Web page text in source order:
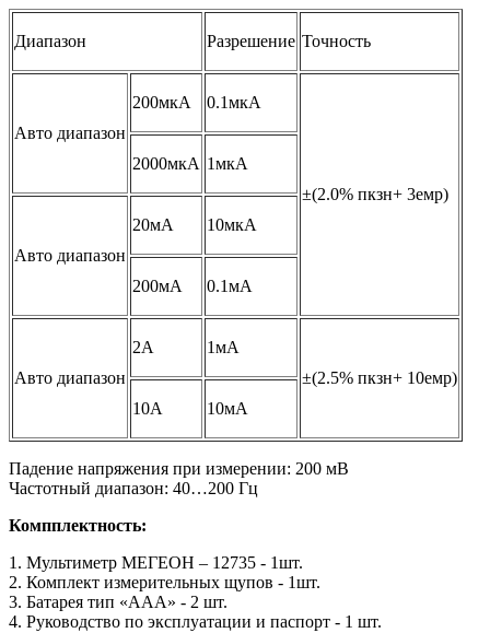
Диапазон Разрешение Точность
Авто диапазон
200мкА 0.1мкА
±(2.0% пкзн+ 3емр)
2000мкА 1мкА
Авто диапазон
20мА 10мкА
200мА 0.1мА
Авто диапазон
2A
1мА
±(2.5% пкзн+ 10емр)
10A
10мА
Падение напряжения при измерении: 200 мВ
Частотный диапазон: 40…200 Гц
Компплектность:
1. Мультиметр МЕГЕОН – 12735 - 1шт.
2. Комплект измерительных щупов - 1шт.
3. Батарея тип «ААА» - 2 шт.
4. Руководство по эксплуатации и паспорт - 1 шт.